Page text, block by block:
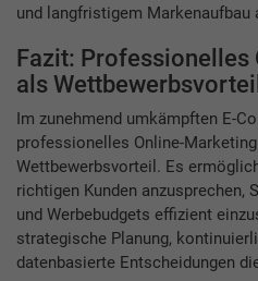
und langfristigem Markenaufbau
Fazit: Professionelles
als Wettbewerbsvorteil
Im zunehmend umkämpften E-
professionelles Online-
Wettbewerbsvorteil. Es
richtigen Kunden anzusprechen,
und Werbebudgets effizient
strategische Planung,
datenbasierte Entscheidungen